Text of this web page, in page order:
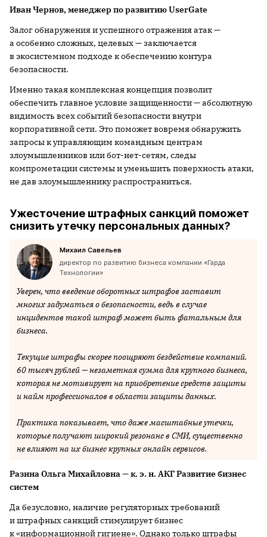
Иван Чернов, менеджер по развитию UserGate
Залог обнаружения и успешного отражения атак —
а особенно сложных, целевых — заключается
в экосистемном подходе к обеспечению контура
безопасности.
Именно такая комплексная концепция позволит
обеспечить главное условие защищенности — абсолютную
видимость всех событий безопасности внутри
корпоративной сети. Это поможет вовремя обнаружить
запросы к управляющим командным центрам
злоумышленников или бот-нет-сетям, следы
компрометации системы и уменьшить поверхность атаки,
не дав злоумышленнику распространиться.
Ужесточение штрафных санкций поможет
снизить утечку персональных данных?
Михаил Савельев
директор по развитию бизнеса компании «Гарда
Технологии»
Уверен, что введение оборотных штрафов заставит
многих задуматься о безопасности, ведь в случае
инцидентов такой штраф может быть фатальным для
бизнеса.
Текущие штрафы скорее поощряют бездействие компаний.
60 тысяч рублей — незаметная сумма для крупного бизнеса,
которая не мотивирует на приобретение средств защиты
и найм профессионалов в области защиты данных.
Практика показывает, что даже масштабные утечки,
которые получают широкий резонанс в СМИ, существенно
не влияют на их бизнес крупных онлайн сервисов.
Разина Ольга Михайловна — к. э. н. АКГ Развитие бизнес
систем
Да безусловно, наличие регуляторных требований
и штрафных санкций стимулирует бизнес
к «информационной гигиене». Однако только штрафы